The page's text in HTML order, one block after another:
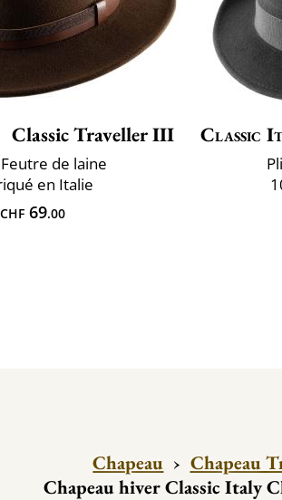
Classic Traveller III
de laine
en Italie
CHF69.00
Classic
Chapeau › Chapeau
Chapeau hiver Classic Italy